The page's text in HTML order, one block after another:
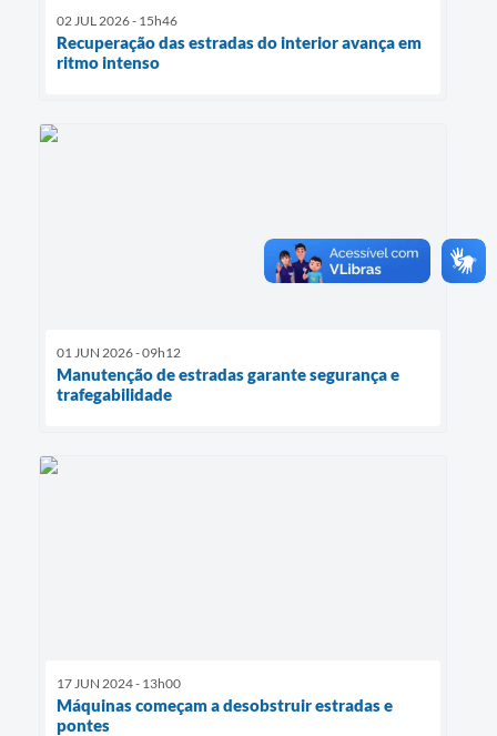
02 JUL 2026 - 15h46
Recuperação das estradas do interior avança em
ritmo intenso
01 JUN 2026 - 09h12
Manutenção de estradas garante segurança e
trafegabilidade
17 JUN 2024 - 13h00
Máquinas começam a desobstruir estradas e
pontes